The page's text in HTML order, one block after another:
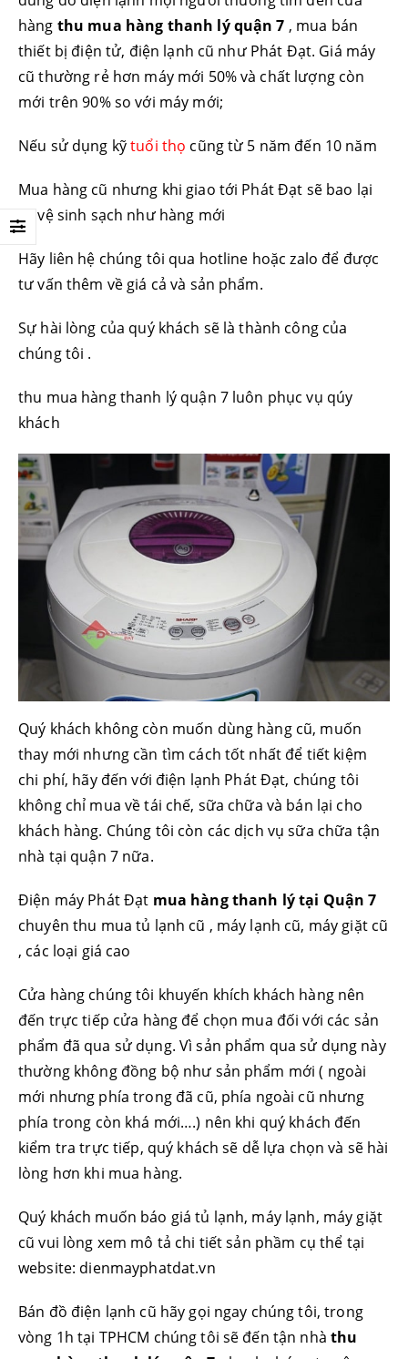
hàng thu mua hàng thanh lý quận 7 , mua bán
thiết bị điện tử, điện lạnh cũ như Phát Đạt. Giá máy
cũ thường rẻ hơn máy mới 50% và chất lượng còn
mới trên 90% so với máy mới;
Nếu sử dụng kỹtuổi thọ cũng từ 5 năm đến 10 năm
Mua hàng cũ nhưng khi giao tới Phát Đạt sẽ bao lại
và vệ sinh sạch như hàng mới
Hãy liên hệ chúng tôi qua hotline hoặc zalo để được
tư vấn thêm về giá cả và sản phẩm.
Sự hài lòng của quý khách sẽ là thành công của
chúng tôi .
thu mua hàng thanh lý quận 7 luôn phục vụ qúy
khách
Quý khách không còn muốn dùng hàng cũ, muốn
thay mới nhưng cần tìm cách tốt nhất để tiết kiệm
chi phí, hãy đến với điện lạnh Phát Đạt, chúng tôi
không chỉ mua về tái chế, sữa chữa và bán lại cho
khách hàng. Chúng tôi còn các dịch vụ sữa chữa tận
nhà tại quận 7 nữa.
Điện máy Phát Đạt mua hàng thanh lý tại Quận 7
chuyên thu mua tủ lạnh cũ , máy lạnh cũ, máy giặt cũ
, các loại giá cao
Cửa hàng chúng tôi khuyến khích khách hàng nên
đến trực tiếp cửa hàng để chọn mua đối với các sản
phẩm đã qua sử dụng. Vì sản phẩm qua sử dụng này
thường không đồng bộ như sản phẩm mới ( ngoài
mới nhưng phía trong đã cũ, phía ngoài cũ nhưng
phía trong còn khá mới….) nên khi quý khách đến
kiểm tra trực tiếp, quý khách sẽ dễ lựa chọn và sẽ hài
lòng hơn khi mua hàng.
Quý khách muốn báo giá tủ lạnh, máy lạnh, máy giặt
cũ vui lòng xem mô tả chi tiết sản phầm cụ thể tại
website: dienmayphatdat.vn
Bán đồ điện lạnh cũ hãy gọi ngay chúng tôi, trong
vòng 1h tại TPHCM chúng tôi sẽ đến tận nhàthu